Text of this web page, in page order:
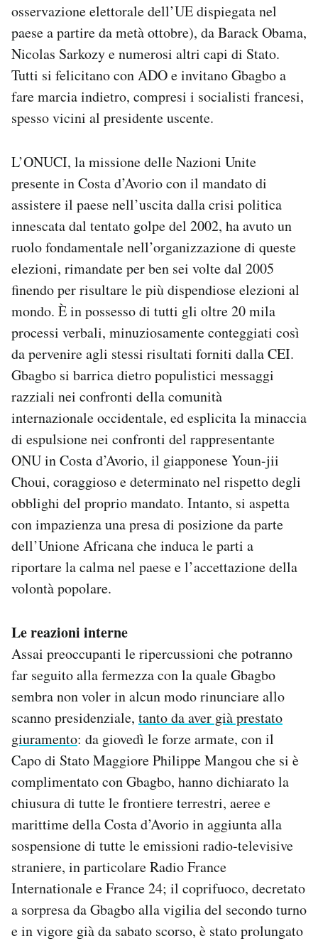
osservazione elettorale dell’UE dispiegata nel
paese a partire da metà ottobre), da Barack Obama,
Nicolas Sarkozy e numerosi altri capi di Stato.
Tutti si felicitano con ADO e invitano Gbagbo a
fare marcia indietro, compresi i socialisti francesi,
spesso vicini al presidente uscente.
L’ONUCI, la missione delle Nazioni Unite
presente in Costa d’Avorio con il mandato di
assistere il paese nell’uscita dalla crisi politica
innescata dal tentato golpe del 2002, ha avuto un
ruolo fondamentale nell’organizzazione di queste
elezioni, rimandate per ben sei volte dal 2005
finendo per risultare le più dispendiose elezioni al
mondo. È in possesso di tutti gli oltre 20 mila
processi verbali, minuziosamente conteggiati così
da pervenire agli stessi risultati forniti dalla CEI.
Gbagbo si barrica dietro populistici messaggi
razziali nei confronti della comunità
internazionale occidentale, ed esplicita la minaccia
di espulsione nei confronti del rappresentante
ONU in Costa d’Avorio, il giapponese Youn-jii
Choui, coraggioso e determinato nel rispetto degli
obblighi del proprio mandato. Intanto, si aspetta
con impazienza una presa di posizione da parte
dell’Unione Africana che induca le parti a
riportare la calma nel paese e l’accettazione della
volontà popolare.
Le reazioni interne
Assai preoccupanti le ripercussioni che potranno
far seguito alla fermezza con la quale Gbagbo
sembra non voler in alcun modo rinunciare allo
scanno presidenziale, tanto da aver già prestato
giuramento: da giovedì le forze armate, con il
Capo di Stato Maggiore Philippe Mangou che si è
complimentato con Gbagbo, hanno dichiarato la
chiusura di tutte le frontiere terrestri, aeree e
marittime della Costa d’Avorio in aggiunta alla
sospensione di tutte le emissioni radio-televisive
straniere, in particolare Radio France
Internationale e France 24; il coprifuoco, decretato
a sorpresa da Gbagbo alla vigilia del secondo turno
e in vigore già da sabato scorso, è stato prolungato